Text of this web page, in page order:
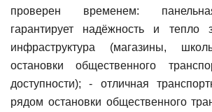
проверен временем:
гарантирует надёжность и тепло
инфраструктура (магазины,
остановки общественного
доступности); - отличная
рядом остановки общественного